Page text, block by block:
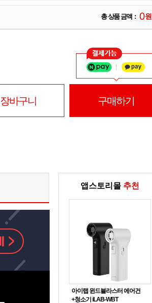
총 상품 금액 : 0원
장바구니 구매하기
앱스토리몰 추천
아이랩 윈드블라스터 에어건
+청소기 iLAB-WBT